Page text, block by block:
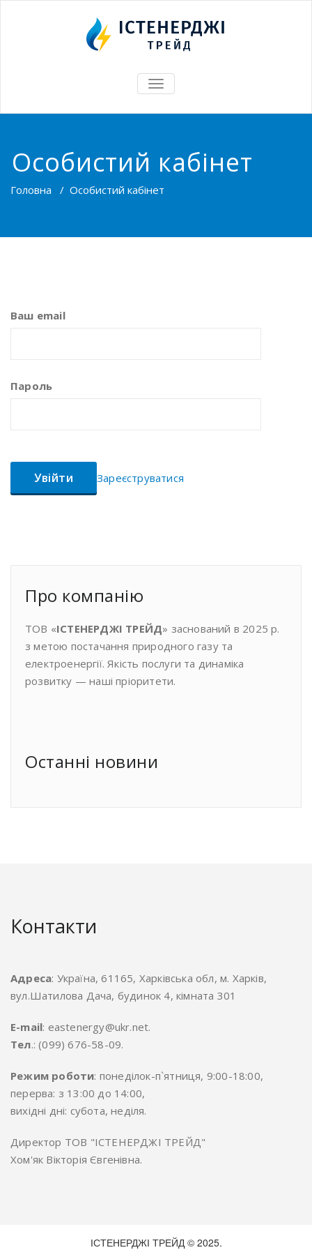
TOGGLE
NAVIGATION
Особистий кабінет
Головна / Особистий кабінет
Ваш email
Пароль
Зареєструватися
Про компанiю
ТОВ «ІСТЕНЕРДЖІ ТРЕЙД» заснований в 2025 р.
з метою постачання природного газу та
електроенергії. Якість послуги та динаміка
розвитку — наші пріоритети.
Останнi новини
Контакти
Адреса: Україна, 61165, Харківська обл, м. Харків,
вул.Шатилова Дача, будинок 4, кімната 301
E-mail: eastenergy@ukr.net.
Тел.: (099) 676-58-09.
Режим роботи: понеділок-п`ятниця, 9:00-18:00,
перерва: з 13:00 до 14:00,
вихідні дні: субота, неділя.
Директор ТОВ "ІСТЕНЕРДЖІ ТРЕЙД"
Хом'як Вікторія Євгенівна.
ІСТЕНЕРДЖІ ТРЕЙД © 2025.